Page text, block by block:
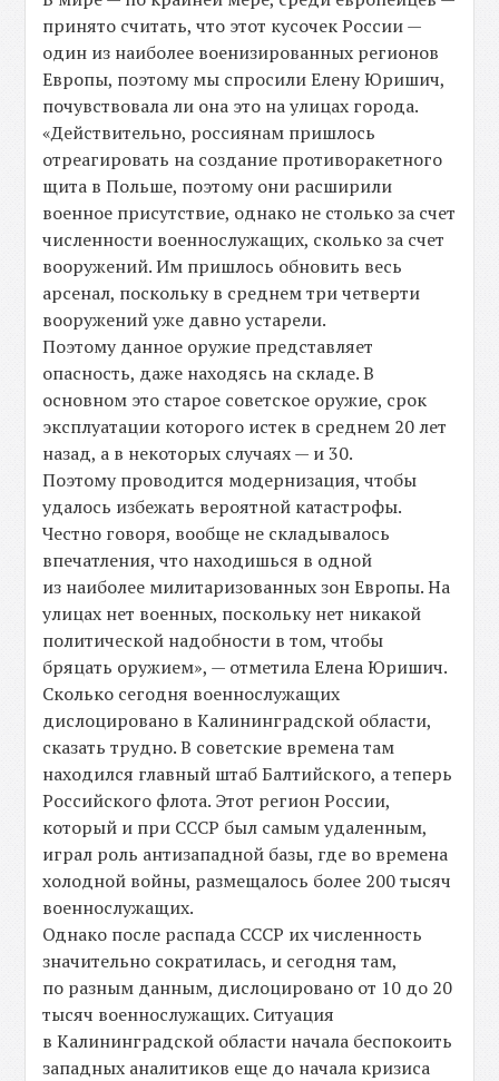
принято считать, что этот кусочек России —
один из наиболее военизированных регионов
Европы, поэтому мы спросили Елену Юришич,
почувствовала ли она это на улицах города.
«Действительно, россиянам пришлось
отреагировать на создание противоракетного
щита в Польше, поэтому они расширили
военное присутствие, однако не столько за счет
численности военнослужащих, сколько за счет
вооружений. Им пришлось обновить весь
арсенал, поскольку в среднем три четверти
вооружений уже давно устарели.
Поэтому данное оружие представляет
опасность, даже находясь на складе. В
основном это старое советское оружие, срок
эксплуатации которого истек в среднем 20 лет
назад, а в некоторых случаях — и 30.
Поэтому проводится модернизация, чтобы
удалось избежать вероятной катастрофы.
Честно говоря, вообще не складывалось
впечатления, что находишься в одной
из наиболее милитаризованных зон Европы. На
улицах нет военных, поскольку нет никакой
политической надобности в том, чтобы
бряцать оружием», — отметила Елена Юришич.
Сколько сегодня военнослужащих
дислоцировано в Калининградской области,
сказать трудно. В советские времена там
находился главный штаб Балтийского, а теперь
Российского флота. Этот регион России,
который и при СССР был самым удаленным,
играл роль антизападной базы, где во времена
холодной войны, размещалось более 200 тысяч
военнослужащих.
Однако после распада СССР их численность
значительно сократилась, и сегодня там,
по разным данным, дислоцировано от 10 до 20
тысяч военнослужащих. Ситуация
в Калининградской области начала беспокоить
западных аналитиков еще до начала кризиса